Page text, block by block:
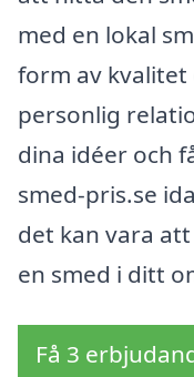
med en lokal
form av kvalitet
personlig
dina idéer och
smed-pris.se
det kan vara
en smed i ditt
Få 3